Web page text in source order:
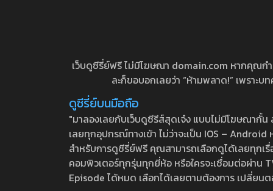
เว็บดูซีรี่ย์ฟรี ไม่มีโฆษณา domain.com หากคุณก
ละก็ขอบอกเลยว่า “ห้ามพลาด!” เพราะ
ดูซีรี่ย์บนมือถือ
"มาลองเลยกับเว็บดูซีรีส์สุดเจ๋ง แบบไม่มีโฆษณากั้
เลยทุกอุปกรณ์ทางเข้า ไม่ว่าจะเป็น IOS –
สำหรับการดูซีรี่ย์ฟรี คุณสามารถเลือกดูได้เลยทุกเ
คอมพิวเตอร์ทุกรุ่นทุกยี่ห้อ หรือใครจะเชื่อมต่อผ่าน
Episode ได้หมด เลือกได้เลยตามต้องการ เปลี่ยน